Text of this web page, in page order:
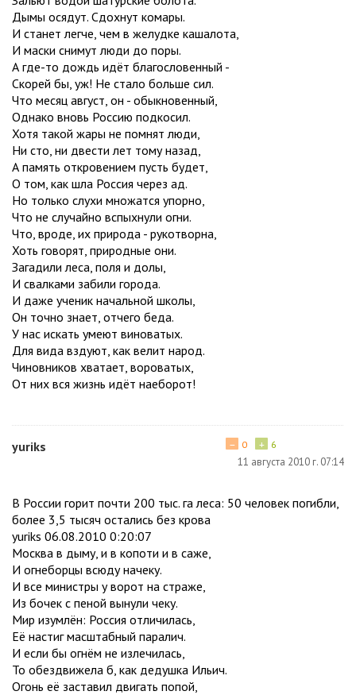
Дымы осядут. Сдохнут комары.
И станет легче, чем в желудке кашалота,
И маски снимут люди до поры.
А где-то дождь идёт благословенный -
Скорей бы, уж! Не стало больше сил.
Что месяц август, он - обыкновенный,
Однако вновь Россию подкосил.
Хотя такой жары не помнят люди,
Ни сто, ни двести лет тому назад,
А память откровением пусть будет,
О том, как шла Россия через ад.
Но только слухи множатся упорно,
Что не случайно вспыхнули огни.
Что, вроде, их природа - рукотворна,
Хоть говорят, природные они.
Загадили леса, поля и долы,
И свалками забили города.
И даже ученик начальной школы,
Он точно знает, отчего беда.
У нас искать умеют виноватых.
Для вида вздуют, как велит народ.
Чиновников хватает, вороватых,
От них вся жизнь идёт наеборот!
yuriks + 6
− 0
11 августа 2010 г. 07:14
В России горит почти 200 тыс. га леса: 50 человек погибли,
более 3,5 тысяч остались без крова
yuriks 06.08.2010 0:20:07
Москва в дыму, и в копоти и в саже,
И огнеборцы всюду начеку.
И все министры у ворот на страже,
Из бочек с пеной вынули чеку.
Мир изумлён: Россия отличилась,
Её настиг масштабный паралич.
И если бы огнём не излечилась,
То обездвижела б, как дедушка Ильич.
Огонь её заставил двигать попой,